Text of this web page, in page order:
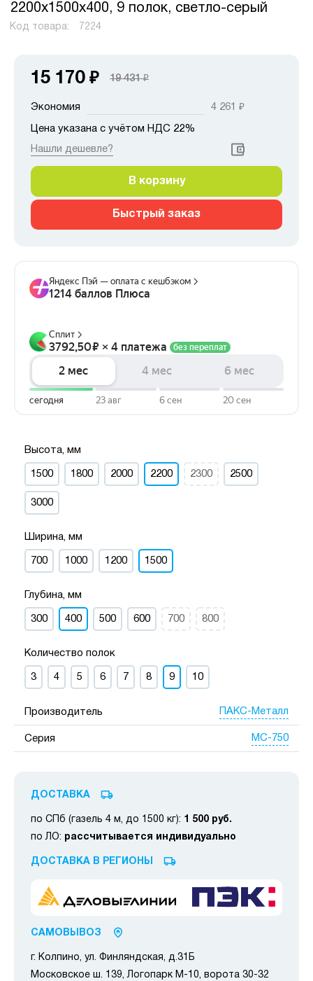
2200х1500х400, 9 полок, светло-серый
Код товара: 7224
15 170 ₽ 19 431₽
Экономия 4 261 ₽
Цена указана с учётом НДС 22%
Нашли дешевле?
В корзину
Быстрый заказ
Высота, мм
1500 1800 2000 2200 2300 2500
3000
Ширина, мм
700 1000 1200 1500
Глубина, мм
300 400 500 600 700 800
Количество полок
3 4 5 6 7 8 9 10
Производитель ПАКС-Металл
Серия МС-750
ДОСТАВКА
по СПб (газель 4 м, до 1500 кг): 1 500 руб.
по ЛО: рассчитывается индивидуально
ДОСТАВКА В РЕГИОНЫ
САМОВЫВОЗ
г. Колпино, ул. Финляндская, д.31Б
Московское ш. 139, Логопарк М-10, ворота 30-32